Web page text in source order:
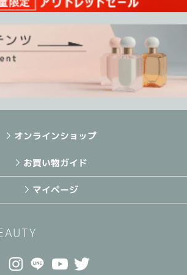
オンラインショップ
お買い物ガイド
マイページ